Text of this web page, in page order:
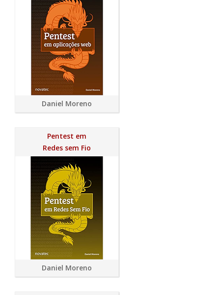
Daniel Moreno
Pentest em
Redes sem Fio
Daniel Moreno